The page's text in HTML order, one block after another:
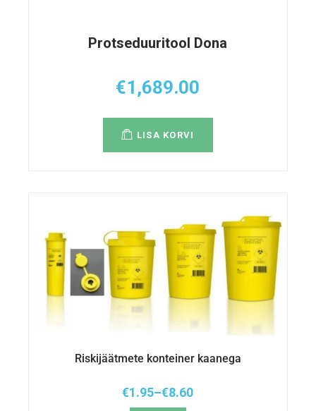
Protseduuritool Dona
€1,689.00
LISA KORVI
Riskijäätmete konteiner kaanega
€1.95–€8.60